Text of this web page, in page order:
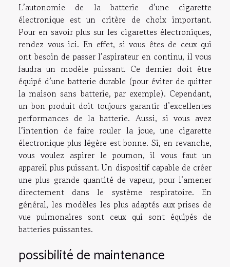
L’autonomie de la batterie d’une cigarette
électronique est un critère de choix important.
Pour en savoir plus sur les cigarettes électroniques,
rendez vous ici. En effet, si vous êtes de ceux qui
ont besoin de passer l’aspirateur en continu, il vous
faudra un modèle puissant. Ce dernier doit être
équipé d’une batterie durable (pour éviter de quitter
la maison sans batterie, par exemple). Cependant,
un bon produit doit toujours garantir d’excellentes
performances de la batterie. Aussi, si vous avez
l’intention de faire rouler la joue, une cigarette
électronique plus légère est bonne. Si, en revanche,
vous voulez aspirer le poumon, il vous faut un
appareil plus puissant. Un dispositif capable de créer
une plus grande quantité de vapeur, pour l’amener
directement dans le système respiratoire. En
général, les modèles les plus adaptés aux prises de
vue pulmonaires sont ceux qui sont équipés de
batteries puissantes.
possibilité de maintenance